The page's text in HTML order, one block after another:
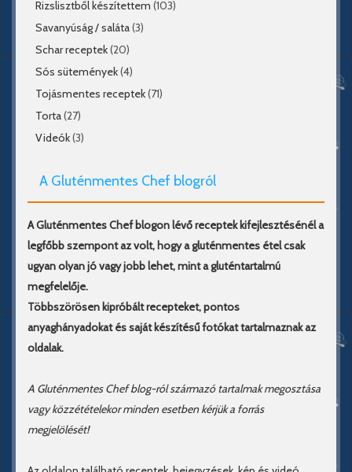
Rizslisztből készítettem (103)
Savanyúság / saláta(3)
Schar receptek(20)
Sós sütemények(4)
Tojásmentes receptek(71)
Torta(27)
Videók(3)
A Gluténmentes Chef blogról
A Gluténmentes Chef blogon lévő receptek kifejlesztésénél a
legfőbb szempont az volt, hogy a gluténmentes étel csak
ugyan olyan jó vagy jobb lehet, mint a gluténtartalmú
megfelelője.
Többszörösen kipróbált recepteket, pontos
anyaghányadokat és saját készítésű fotókat tartalmaznak az
oldalak.
A Gluténmentes Chef blog-ról származó tartalmak megosztása
vagy közzétételekor minden esetben kérjük a forrás
megjelölését!